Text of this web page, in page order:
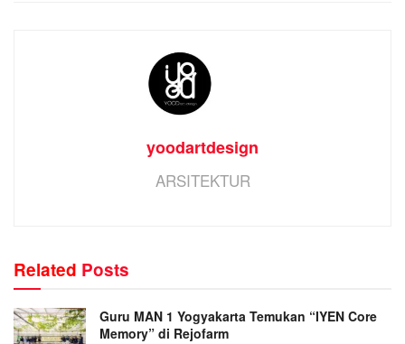
yoodartdesign
ARSITEKTUR
Related Posts
Guru MAN 1 Yogyakarta Temukan “IYEN Core
Memory” di Rejofarm